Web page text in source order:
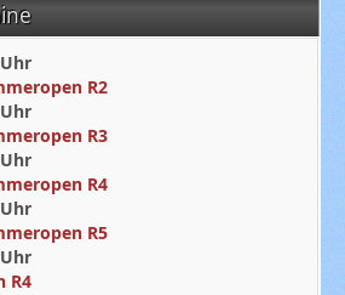
Uhr
R2
Uhr
R3
Uhr
R4
Uhr
R5
Uhr
R4